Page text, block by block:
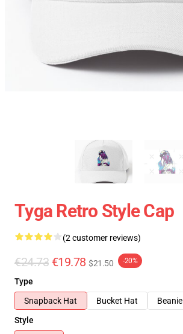
Tyga Retro Style Cap
(2 customer reviews)
€24.73 €19.78 $21.50 -20%
Type
Snapback Hat
Bucket Hat
Beanie
Style